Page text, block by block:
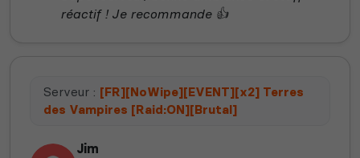
réactif ! Je recommande 👍
Serveur : [FR][NoWipe][EVENT][x2] Terres
des Vampires [Raid:ON][Brutal]
Jim